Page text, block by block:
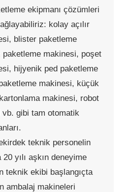
ekipmanı çözümleri
kolay açılır
blister paketleme
makinesi, poşet
hijyenik ped paketleme
makinesi, küçük
makinesi, robot
gibi tam otomatik
teknik personelin
yılı aşkın deneyime
teknik ekibi başlangıçta
ambalaj makineleri